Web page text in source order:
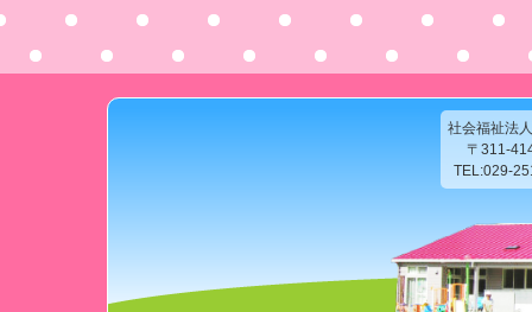
社会福祉法
〒311-
TEL:029-